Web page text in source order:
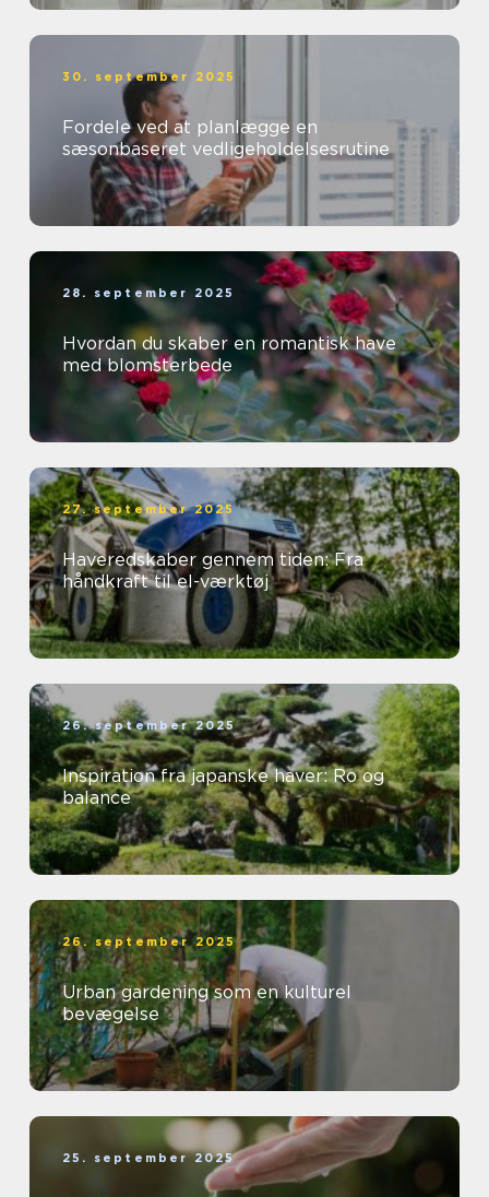
30. september 2025
Fordele ved at planlægge en
sæsonbaseret vedligeholdelsesrutine
28. september 2025
Hvordan du skaber en romantisk have
med blomsterbede
27. september 2025
Haveredskaber gennem tiden: Fra
håndkraft til el-værktøj
26. september 2025
Inspiration fra japanske haver: Ro og
balance
26. september 2025
Urban gardening som en kulturel
bevægelse
25. september 2025